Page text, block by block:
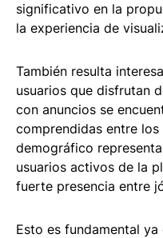
significativo en la
la experiencia de
También resulta
usuarios que disfrutan
con anuncios se
comprendidas entre
demográfico
usuarios activos de la
fuerte presencia entre
Esto es fundamental